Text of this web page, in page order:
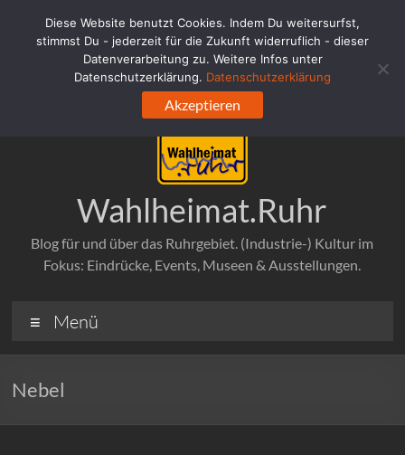
springen
Wahlheimat.Ruhr
Blog für und über das Ruhrgebiet. (Industrie-) Kultur im
Fokus: Eindrücke, Events, Museen & Ausstellungen.
Menü
Nebel
Diese Website benutzt Cookies. Indem Du weitersurfst,
stimmst Du - jederzeit für die Zukunft widerruflich - dieser
Datenverarbeitung zu. Weitere Infos unter
Datenschutzerklärung. Datenschutzerklärung
Akzeptieren